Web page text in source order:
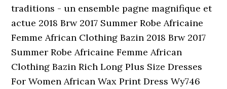
traditions - un ensemble pagne magnifique et
actue 2018 Brw 2017 Summer Robe Africaine
Femme African Clothing Bazin 2018 Brw 2017
Summer Robe Africaine Femme African
Clothing Bazin Rich Long Plus Size Dresses
For Women African Wax Print Dress Wy746